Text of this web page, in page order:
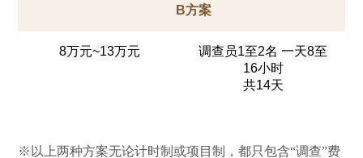
B方案
8万元~13万元
调查员1至2名 一天8至
16小时
共14天
※以上两种方案无论计时制或项目制，都只包含“调查”费